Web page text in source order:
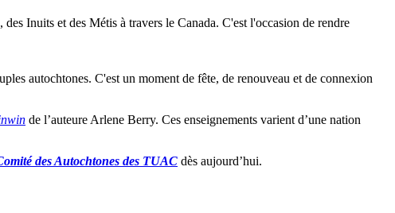
Inuits et des Métis à travers le Canada. C'est l'occasion de rendre
autochtones. C'est un moment de fête, de renouveau et de connexion
de l’auteure Arlene Berry. Ces enseignements varient d’une nation
des Autochtones des TUAC dès aujourd’hui.